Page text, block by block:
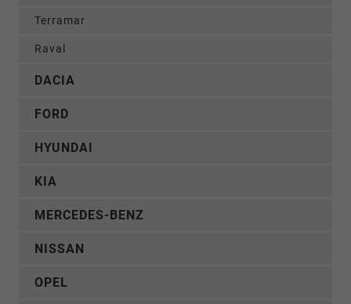
Terramar
Raval
DACIA
FORD
HYUNDAI
KIA
MERCEDES-BENZ
NISSAN
OPEL